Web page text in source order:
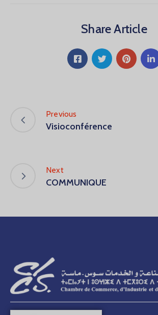
Share Article
Previous
Visioconférence
Next
COMMUNIQUE